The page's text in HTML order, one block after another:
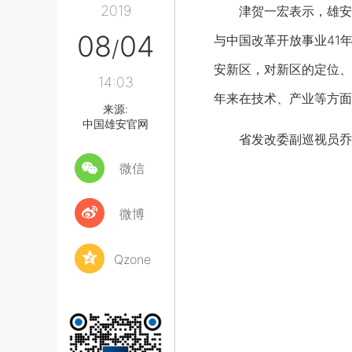
2019
08/04
14:03
来源:
中国雄安官网
微信
微博
Qzone
津贺一宏表示，雄安
与中国改革开放事业41
安新区，对新区的定位
年来在技术、产业等方
省发改委副巡视员乔